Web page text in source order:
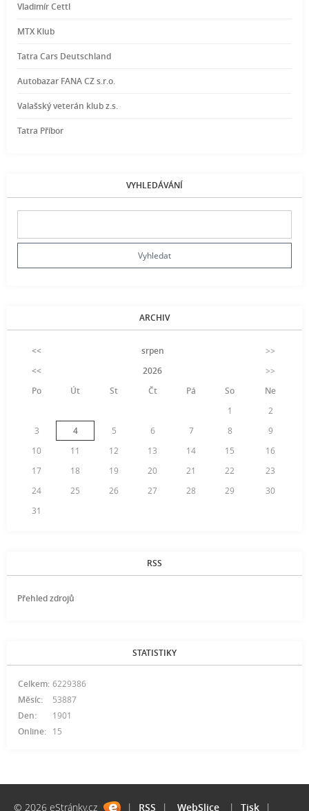
Vladimír Cettl
MTX Klub
Tatra Cars Deutschland
Autobazar FANA CZ s.r.o.
Valašský veterán klub z.s.
Tatra Příbor
VYHLEDÁVÁNÍ
ARCHIV
<< srpen
>>
<<
2026
>>
Po
Út St Čt Pá So
Ne
1
2
3
4 5 6 7 8
9
10
11 12 13 14 15
16
17
18 19 20 21 22
23
24
25 26 27 28 29
30
31
RSS
Přehled zdrojů
STATISTIKY
Online: 15
Celkem: 6229386
Měsíc:
53887
Den:
1901
© 2026 eStránky.cz | RSS | WebSlice | Tisk |